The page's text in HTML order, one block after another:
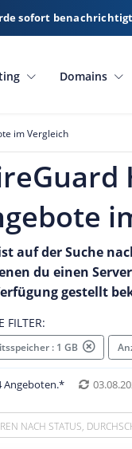
sofort
Domains
im Vergleich
auf der Suche
du einen
gestellt
FILTER:
: 1 GB
Angeboten.*
NACH STATUS,